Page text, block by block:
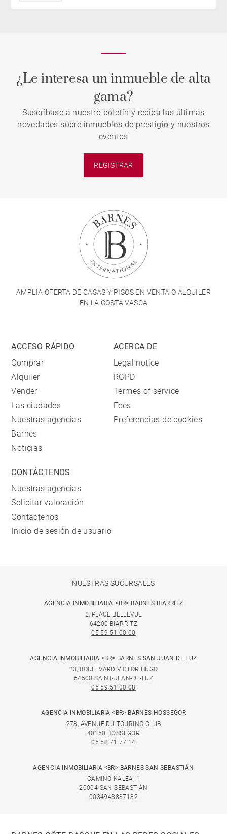
¿Le interesa un inmueble de alta
gama?
Suscríbase a nuestro boletín y reciba las últimas
novedades sobre inmuebles de prestigio y nuestros
eventos
REGISTRAR
AMPLIA OFERTA DE CASAS Y PISOS EN VENTA O ALQUILER
EN LA COSTA VASCA
ACCESO RÁPIDO
Comprar
Alquiler
Vender
Las ciudades
Nuestras agencias
Barnes
Noticias
ACERCA DE
Legal notice
RGPD
Termes of service
Fees
Preferencias de cookies
CONTÁCTENOS
Nuestras agencias
Solicitar valoración
Contáctenos
Inicio de sesión de usuario
NUESTRAS SUCURSALES
AGENCIA INMOBILIARIA <BR> BARNES BIARRITZ
2, PLACE BELLEVUE
64200 BIARRITZ
05 59 51 00 00
AGENCIA INMOBILIARIA <BR> BARNES SAN JUAN DE LUZ
23, BOULEVARD VICTOR HUGO
64500 SAINT-JEAN-DE-LUZ
05 59 51 00 08
AGENCIA INMOBILIARIA <BR> BARNES HOSSEGOR
278, AVENUE DU TOURING CLUB
40150 HOSSEGOR
05 58 71 77 14
AGENCIA INMOBILIARIA <BR> BARNES SAN SEBASTIÁN
CAMINO KALEA, 1
20004 SAN SEBASTIÁN
0034943887182